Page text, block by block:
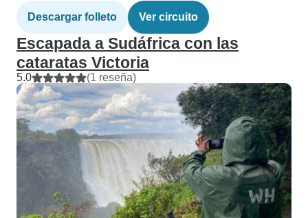
Descargar folleto Ver circuito
Escapada a Sudáfrica con las
cataratas Victoria
5.0 (1 reseña)